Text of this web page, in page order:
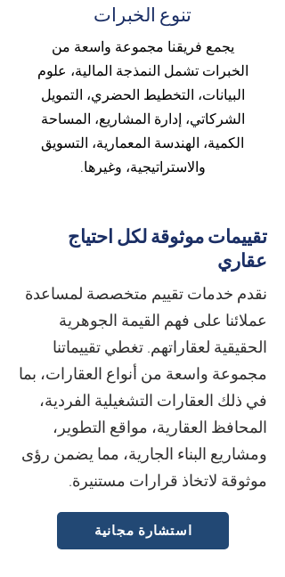
تنوع الخبرات
يجمع فريقنا مجموعة واسعة من
الخبرات تشمل النمذجة المالية، علوم
البيانات، التخطيط الحضري، التمويل
الشركاتي، إدارة المشاريع، المساحة
الكمية، الهندسة المعمارية، التسويق
والاستراتيجية، وغيرها.
تقييمات موثوقة لكل احتياج
عقاري
نقدم خدمات تقييم متخصصة لمساعدة
عملائنا على فهم القيمة الجوهرية
الحقيقية لعقاراتهم. تغطي تقييماتنا
مجموعة واسعة من أنواع العقارات، بما
في ذلك العقارات التشغيلية الفردية،
المحافظ العقارية، مواقع التطوير،
ومشاريع البناء الجارية، مما يضمن رؤى
موثوقة لاتخاذ قرارات مستنيرة.
استشارة مجانية